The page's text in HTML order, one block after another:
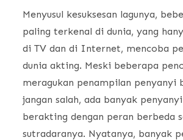
Menyusul kesuksesan lagunya,
paling terkenal di dunia, yang
di TV dan di Internet, mencoba
dunia akting. Meski beberapa
meragukan penampilan penyanyi
jangan salah, ada banyak
berakting dengan peran berbeda
sutradaranya. Nyatanya, banyak